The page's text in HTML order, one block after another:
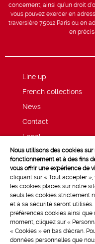
concernent, ainsi qu’un droit
vous pouvez exercer en
traversière 75012 Paris ou en
en
Line up
French collections
News
Contact
Legal
Privacy and cookie
Nous utilisons des cookies
fonctionnement et à des fins
vous offrir une expérience de
cliquant sur « Tout accepter
les cookies placés sur notre
seuls les cookies strictement
et à sa sécurité seront
préférences cookies ainsi
moment, cliquez sur «
« Cookies » en bas d'écran.
données personnelles que